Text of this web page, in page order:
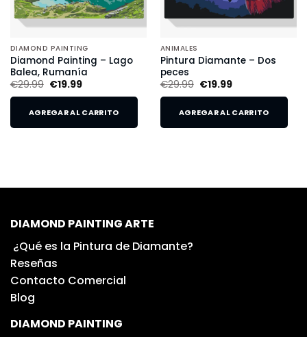
DIAMOND PAINTING
Diamond Painting – Lago
Balea, Rumanía
€29.99 €19.99
AGREGAR AL CARRITO
ANIMALES
Pintura Diamante – Dos
peces
€29.99 €19.99
AGREGAR AL CARRITO
DIAMOND PAINTING ARTE
¿Qué es la Pintura de Diamante?
Reseñas
Contacto Comercial
Blog
DIAMOND PAINTING